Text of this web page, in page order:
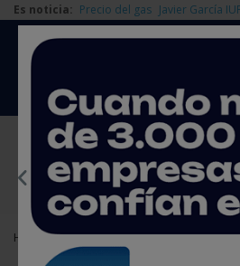
Es noticia: Precio del gas Javier García
Redes Sociales Es noticia |
EMPRESAS
Home Agenda
Cursos y
XVI Congreso Anual de Cogeneración